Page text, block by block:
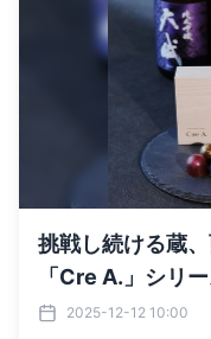
挑戦し続ける蔵
「Cre A.」シリ
ボンボンショコラ
2025-12-12 10:00